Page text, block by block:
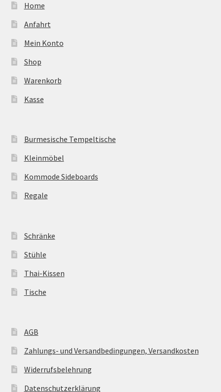
Home
Anfahrt
Mein Konto
Shop
Warenkorb
Kasse
Burmesische Tempeltische
Kleinmöbel
Kommode Sideboards
Regale
Schränke
Stühle
Thai-Kissen
Tische
AGB
Zahlungs- und Versandbedingungen, Versandkosten
Widerrufsbelehrung
Datenschutzerklärung